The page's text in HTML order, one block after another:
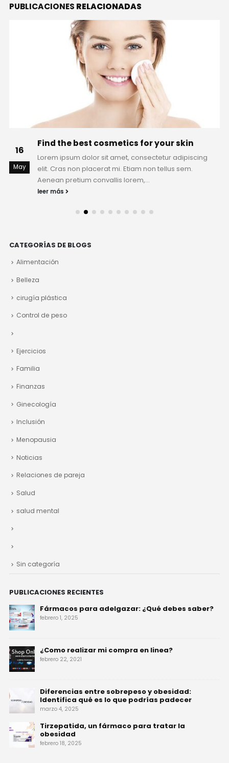
PUBLICACIONES RELACIONADAS
16
May
Find the best cosmetics for your skin
Lorem ipsum dolor sit amet, consectetur adipiscing
elit. Cras non placerat mi. Etiam non tellus sem.
Aenean pretium convallis lorem,...
leer más
CATEGORÍAS DE BLOGS
Alimentación
Belleza
cirugía plástica
Control de peso
Ejercicios
Familia
Finanzas
Ginecología
Inclusión
Menopausia
Noticias
Relaciones de pareja
Salud
salud mental
Sin categoría
PUBLICACIONES RECIENTES
Fármacos para adelgazar: ¿Qué debes saber?
febrero 1, 2025
¿Como realizar mi compra en linea?
febrero 22, 2021
Diferencias entre sobrepeso y obesidad:
Identifica qué es lo que podrías padecer
marzo 4, 2025
Tirzepatida, un fármaco para tratar la
obesidad
febrero 18, 2025